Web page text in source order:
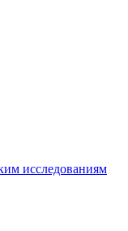
исследованиям